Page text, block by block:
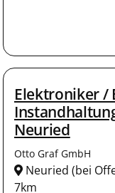
Elektroniker /
Neuried
Otto Graf GmbH
Neuried (bei
7km